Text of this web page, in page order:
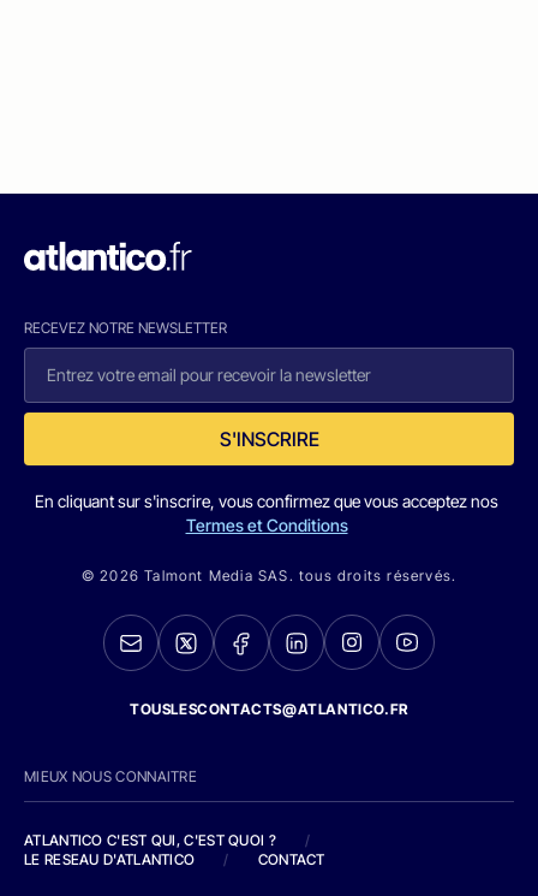
RECEVEZ NOTRE NEWSLETTER
S'INSCRIRE
En cliquant sur s'inscrire, vous confirmez que vous acceptez nos
Termes et Conditions
© 2026 Talmont Media SAS. tous droits réservés.
TOUSLESCONTACTS@ATLANTICO.FR
MIEUX NOUS CONNAITRE
ATLANTICO C'EST QUI, C'EST QUOI ?
/
LE RESEAU D'ATLANTICO
/ CONTACT